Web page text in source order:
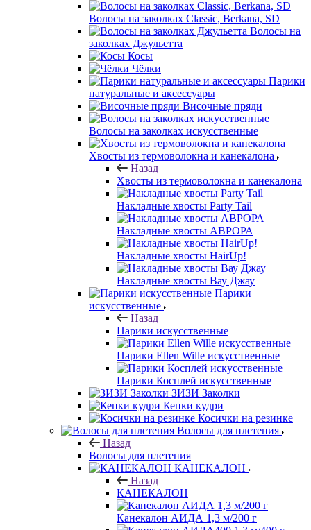
Волосы на заколках Classic, Berkana, SD
Волосы на
заколках Джульетта
Косы
Чёлки
Парики
натуральные и аксессуары
Височные пряди
Волосы на заколках искусственные
Хвосты из термоволокна и канекалона
Назад
Хвосты из термоволокна и канекалона
Накладные хвосты Party Tail
Накладные хвосты АВРОРА
Накладные хвосты HairUp!
Накладные хвосты Вау Джау
Парики
искусственные
Назад
Парики искусственные
Парики Ellen Wille искусственные
Парики Косплей искусственные
ЗИЗИ Заколки
Кепки кудри
Косички на резинке
Волосы для плетения
Назад
Волосы для плетения
КАНЕКАЛОН
Назад
КАНЕКАЛОН
Канекалон АИДА 1,3 м/200 г